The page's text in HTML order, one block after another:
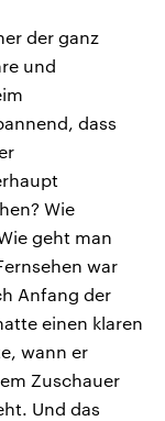
der ganz
und
dass
Wie
geht man
war
Anfang der
einen klaren
wann er
Zuschauer
Und das